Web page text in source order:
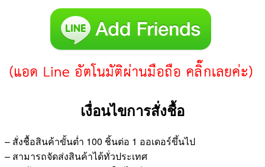
เงื่อนไขการสั่งชื้อ
– สั่งชื้อสินค้าขั้นต่ำ 100 ชิ้นต่อ 1 ออเดอร์ขึ้นไป
– สามารถจัดส่งสินค้าได้ทั่วประเทศ